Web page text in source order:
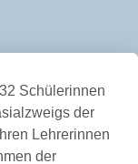
Schülerinnen
der
Lehrerinnen
der